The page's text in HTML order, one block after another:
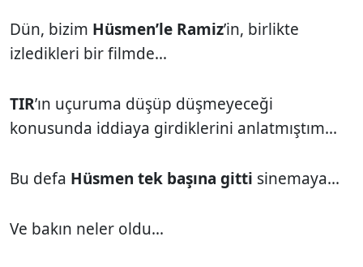
Dün, bizim Hüsmen’le Ramiz’in, birlikte
izledikleri bir filmde...
TIR’ın uçuruma düşüp düşmeyeceği
konusunda iddiaya girdiklerini anlatmıştım...
Bu defa Hüsmen tek başına gitti sinemaya...
Ve bakın neler oldu...